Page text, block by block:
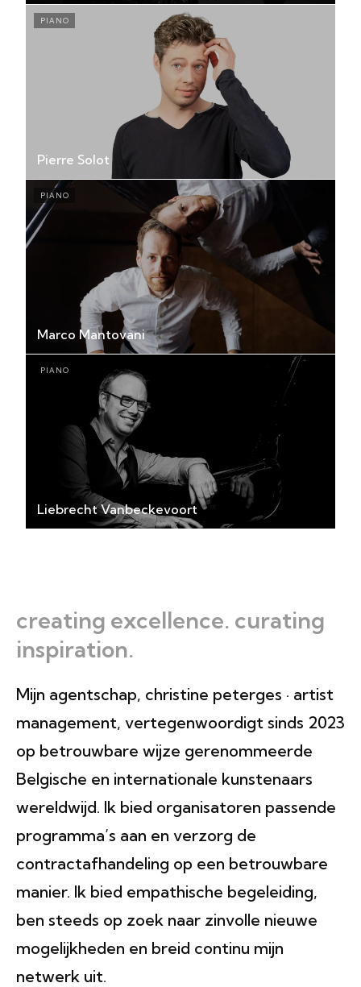
PIANO
Pierre Solot
PIANO
Marco Mantovani
PIANO
Liebrecht Vanbeckevoort
creating excellence. curating
inspiration.
Mijn agentschap, christine peterges · artist
management, vertegenwoordigt sinds 2023
op betrouwbare wijze gerenommeerde
Belgische en internationale kunstenaars
wereldwijd. Ik bied organisatoren passende
programma’s aan en verzorg de
contractafhandeling op een betrouwbare
manier. Ik bied empathische begeleiding,
ben steeds op zoek naar zinvolle nieuwe
mogelijkheden en breid continu mijn
netwerk uit.